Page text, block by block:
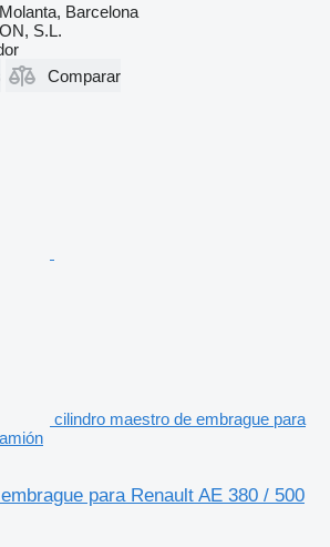
Barcelona
S.L.
Comparar
cilindro maestro de embrague para
para Renault AE 380 / 500